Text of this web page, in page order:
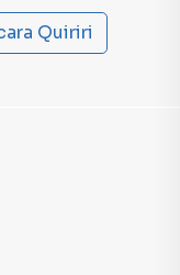
e
de vender ou
Quiriri